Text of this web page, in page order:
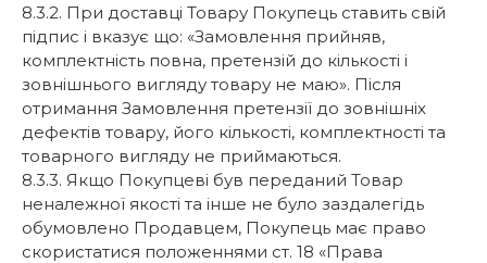
8.3.2. При доставці Товару Покупець ставить свій
підпис і вказує що: «Замовлення прийняв,
комплектність повна, претензій до кількості і
зовнішнього вигляду товару не маю». Після
отримання Замовлення претензії до зовнішніх
дефектів товару, його кількості, комплектності та
товарного вигляду не приймаються.
8.3.3. Якщо Покупцеві був переданий Товар
неналежної якості та інше не було заздалегідь
обумовлено Продавцем, Покупець має право
скористатися положеннями ст. 18 «Права